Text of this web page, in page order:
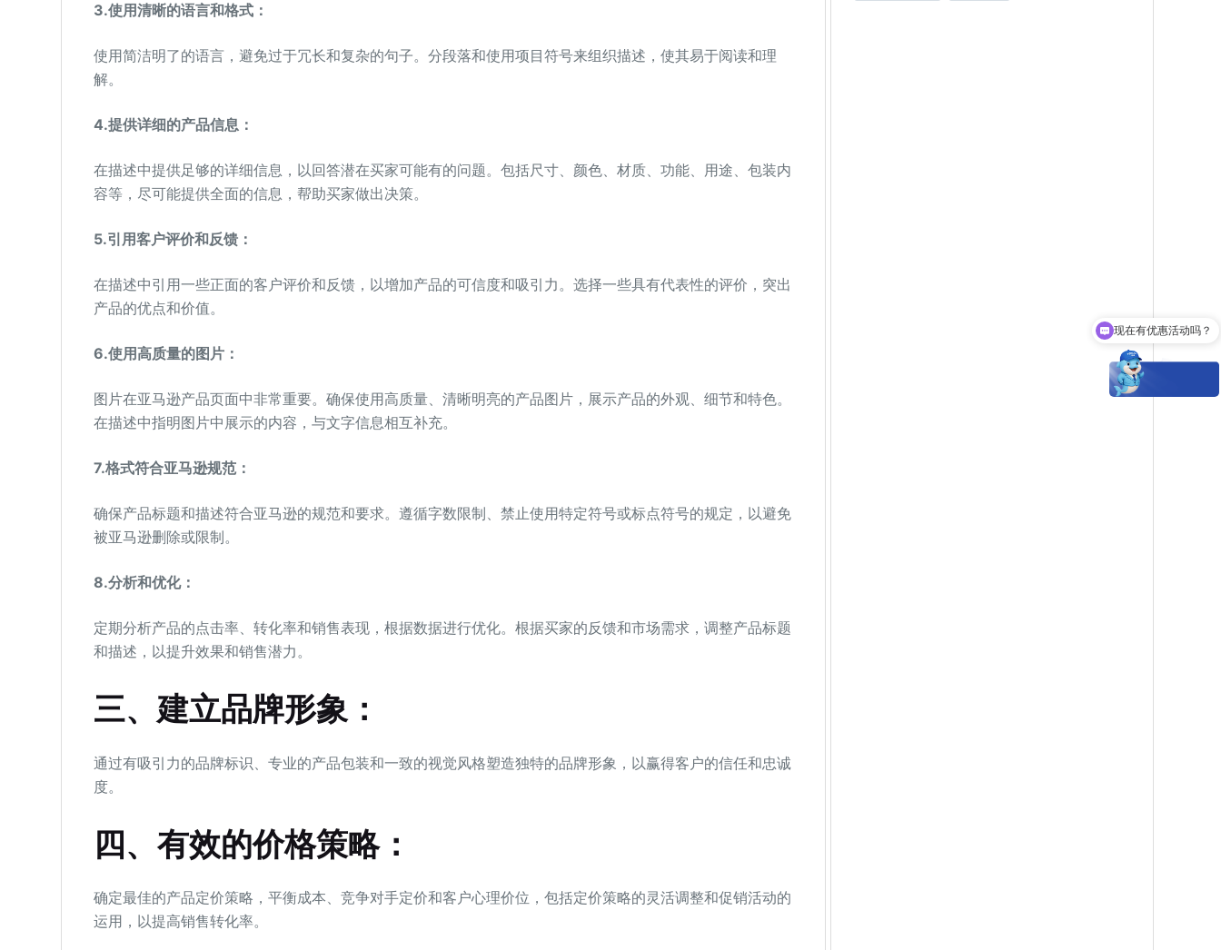
3.使用清晰的语言和格式：
使用简洁明了的语言，避免过于冗长和复杂的句子。分段落和使用项目符号来组织描述，使其易于阅读和理
解。
4.提供详细的产品信息：
在描述中提供足够的详细信息，以回答潜在买家可能有的问题。包括尺寸、颜色、材质、功能、用途、包装内
容等，尽可能提供全面的信息，帮助买家做出决策。
5.引用客户评价和反馈：
在描述中引用一些正面的客户评价和反馈，以增加产品的可信度和吸引力。选择一些具有代表性的评价，突出
产品的优点和价值。
6.使用高质量的图片：
图片在亚马逊产品页面中非常重要。确保使用高质量、清晰明亮的产品图片，展示产品的外观、细节和特色。
在描述中指明图片中展示的内容，与文字信息相互补充。
7.格式符合亚马逊规范：
确保产品标题和描述符合亚马逊的规范和要求。遵循字数限制、禁止使用特定符号或标点符号的规定，以避免
被亚马逊删除或限制。
8.分析和优化：
定期分析产品的点击率、转化率和销售表现，根据数据进行优化。根据买家的反馈和市场需求，调整产品标题
和描述，以提升效果和销售潜力。
三、建立品牌形象：
通过有吸引力的品牌标识、专业的产品包装和一致的视觉风格塑造独特的品牌形象，以赢得客户的信任和忠诚
度。
四、有效的价格策略：
确定最佳的产品定价策略，平衡成本、竞争对手定价和客户心理价位，包括定价策略的灵活调整和促销活动的
运用，以提高销售转化率。
现在有优惠活动吗？